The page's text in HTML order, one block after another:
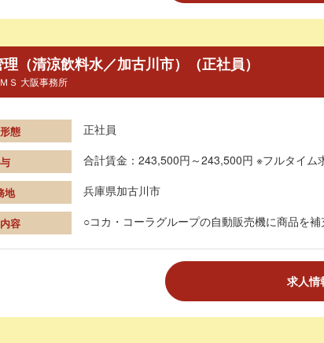
（清涼飲料水／加古川市）（正社員）
Ｓ 大阪事務所
態 正社員
合計賃金：243,500円～243,500円 ※フルタイ
地 兵庫県加古川市
容 ○コカ・コーラグループの自動販売機に商品を
求人情